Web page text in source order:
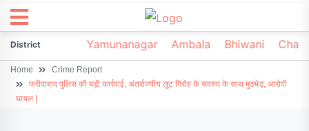
DistrictSonipat Yamunanagar Ambala Bhiwani
Home
Crime Report
फरीदाबाद पुलिस की बड़ी कार्रवाई, अंतर्राज्यीय लूट गिरोह के सदस्य के साथ मुठभेड़, आरोपी
घायल |